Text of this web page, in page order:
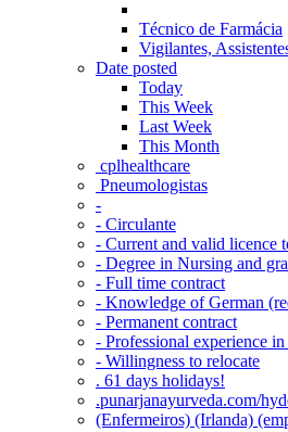
Técnico de Farmácia
Vigilantes,
Date posted
Today
This Week
Last Week
This Month
‎ cplhealthcare‬
Pneumologistas
-
- Circulante
- Current and valid licence
- Degree in Nursing and
- Full time contract
- Knowledge of German
- Permanent contract
- Professional experience
- Willingness to relocate
. 61 days holidays!
.punarjanayurveda.com/
(Enfermeiros) (Irlanda)